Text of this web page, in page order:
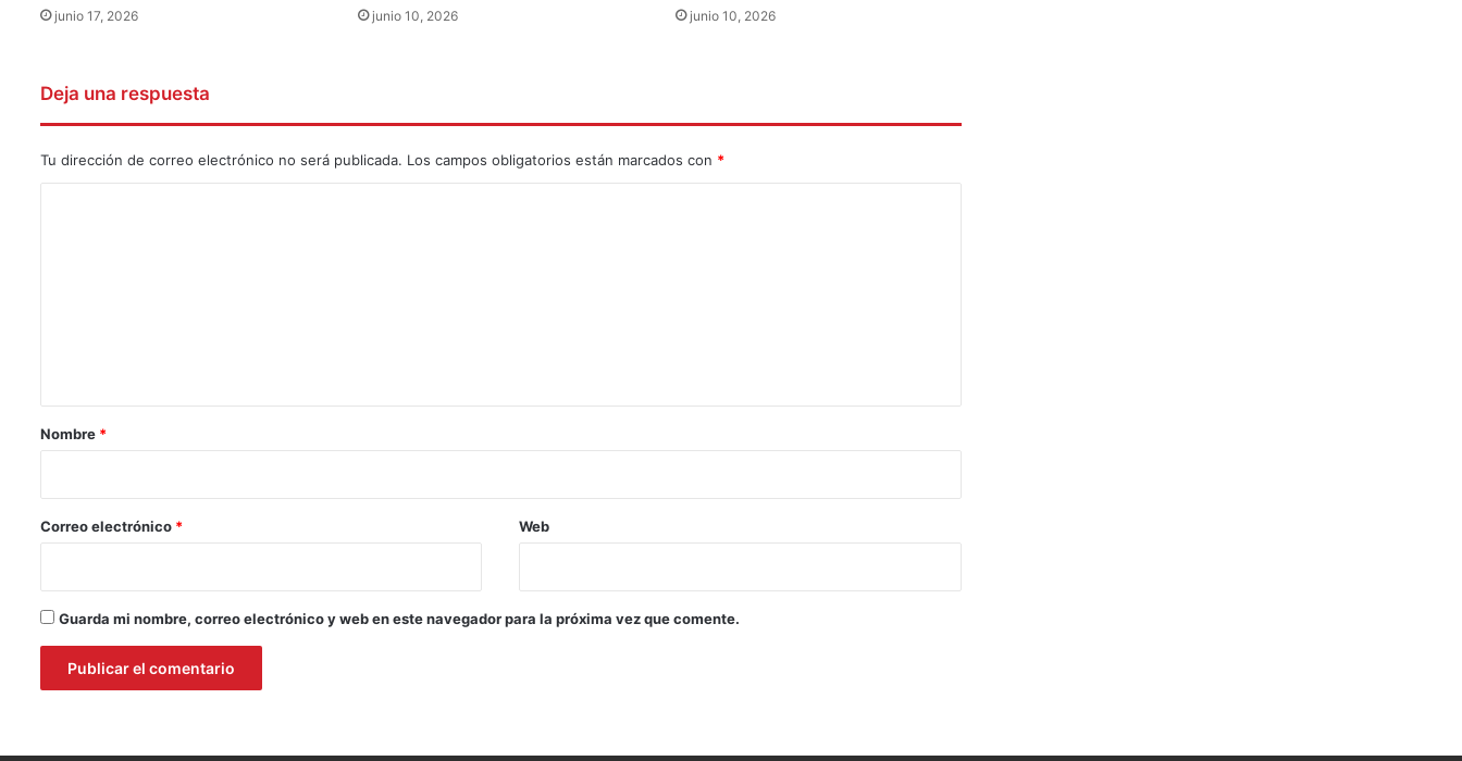
junio 17, 2026 junio 10, 2026 junio 10, 2026
Deja una respuesta
Tu dirección de correo electrónico no será publicada. Los campos obligatorios están marcados con *
r
*
Nombre *
Correo electrónico * Web
Guarda mi nombre, correo electrónico y web en este navegador para la próxima vez que comente.